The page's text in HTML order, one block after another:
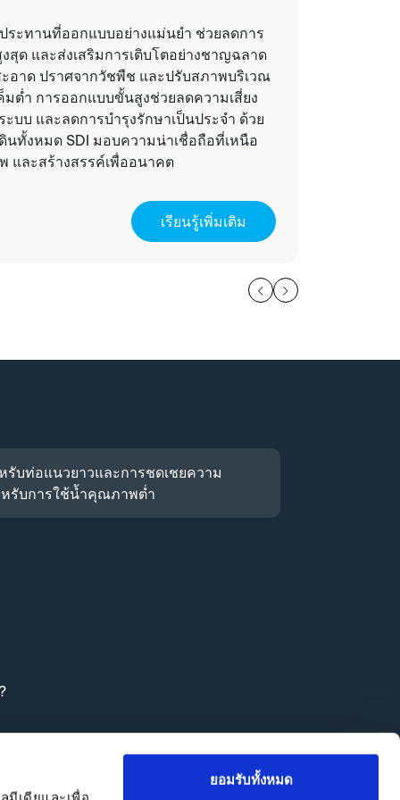
ยอมรับทั้งหมด
ะทานที่ออกแบบอย่างแม่นยำ ช่วยลดการ
สุด และส่งเสริมการเติบโตอย่างชาญฉลาด
อาด ปราศจากวัชพืช และปรับสภาพบริเวณ
มต่ำ การออกแบบขั้นสูงช่วยลดความเสี่ยง
บบ และลดการบำรุงรักษาเป็นประจำ ด้วย
นทั้งหมด SDI มอบความน่าเชื่อถือที่เหนือ
ละสร้างสรรค์เพื่ออนาคต
เรียนรู้เพิ่มเติม
รับท่อแนวยาวและการชดเชยความ
หรับการใช้น้ำคุณภาพต่ำ